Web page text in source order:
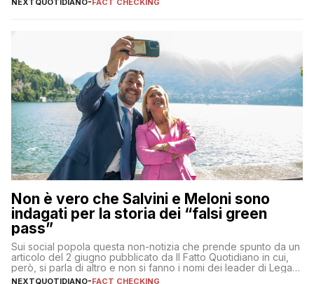
Non è vero che Salvini e Meloni sono
indagati per la storia dei “falsi green
pass”
Sui social popola questa non-notizia che prende spunto da un
articolo del 2 giugno pubblicato da Il Fatto Quotidiano in cui,
però, si parla di altro e non si fanno i nomi dei leader di Lega e
Fratelli d’Italia
NEXTQUOTIDIANO-FACT CHECKING